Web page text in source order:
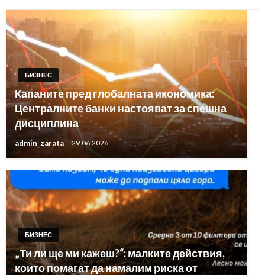
БИЗНЕС
Капаните пред глобалната икономика:
Централните банки настояват за спешна
дисциплина
admin_zarata 29.06.2026
БИЗНЕС
„Ти ли ще ми кажеш?“: малките действия,
които помагат да намалим риска от